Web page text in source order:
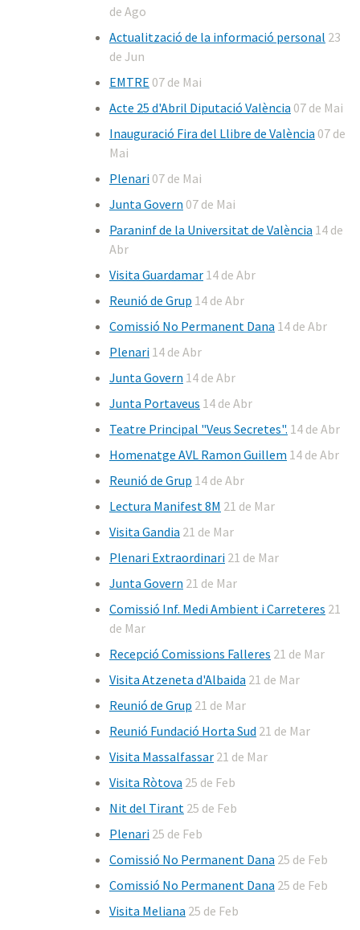
de Ago
Actualització de la informació personal 23
de Jun
EMTRE 07 de Mai
Acte 25 d'Abril Diputació València 07 de Mai
Inauguració Fira del Llibre de València 07 de
Mai
Plenari 07 de Mai
Junta Govern 07 de Mai
Paraninf de la Universitat de València 14 de
Abr
Visita Guardamar 14 de Abr
Reunió de Grup 14 de Abr
Comissió No Permanent Dana 14 de Abr
Plenari 14 de Abr
Junta Govern 14 de Abr
Junta Portaveus 14 de Abr
Teatre Principal "Veus Secretes". 14 de Abr
Homenatge AVL Ramon Guillem 14 de Abr
Reunió de Grup 14 de Abr
Lectura Manifest 8M 21 de Mar
Visita Gandia 21 de Mar
Plenari Extraordinari 21 de Mar
Junta Govern 21 de Mar
Comissió Inf. Medi Ambient i Carreteres 21
de Mar
Recepció Comissions Falleres 21 de Mar
Visita Atzeneta d'Albaida 21 de Mar
Reunió de Grup 21 de Mar
Reunió Fundació Horta Sud 21 de Mar
Visita Massalfassar 21 de Mar
Visita Ròtova 25 de Feb
Nit del Tirant 25 de Feb
Plenari 25 de Feb
Comissió No Permanent Dana 25 de Feb
Comissió No Permanent Dana 25 de Feb
Visita Meliana 25 de Feb